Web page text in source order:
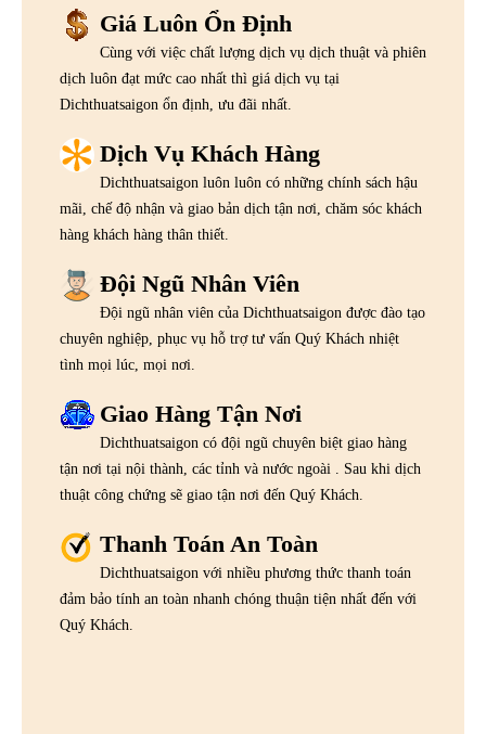
Giá Luôn Ổn Định
Cùng với việc chất lượng dịch vụ dịch thuật và phiên
dịch luôn đạt mức cao nhất thì giá dịch vụ tại
Dichthuatsaigon ổn định, ưu đãi nhất.
Dịch Vụ Khách Hàng
Dichthuatsaigon luôn luôn có những chính sách hậu
mãi, chế độ nhận và giao bản dịch tận nơi, chăm sóc khách
hàng khách hàng thân thiết.
Đội Ngũ Nhân Viên
Đội ngũ nhân viên của Dichthuatsaigon được đào tạo
chuyên nghiệp, phục vụ hỗ trợ tư vấn Quý Khách nhiệt
tình mọi lúc, mọi nơi.
Giao Hàng Tận Nơi
Dichthuatsaigon có đội ngũ chuyên biệt giao hàng
tận nơi tại nội thành, các tỉnh và nước ngoài . Sau khi dịch
thuật công chứng sẽ giao tận nơi đến Quý Khách.
Thanh Toán An Toàn
Dichthuatsaigon với nhiều phương thức thanh toán
đảm bảo tính an toàn nhanh chóng thuận tiện nhất đến với
Quý Khách.